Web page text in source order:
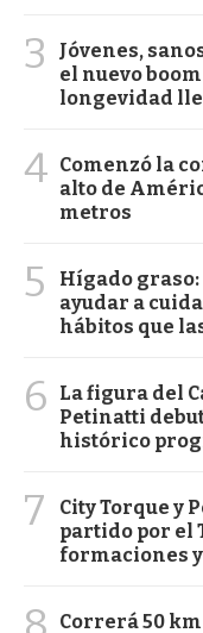
3
Jóvenes,
el nuevo
longevidad
4 Comenzó la
alto de
metros
5
Hígado graso:
ayudar a
hábitos que
6
La figura del
Petinatti
histórico
7
City Torque y
partido por el
formaciones
Correrá 50